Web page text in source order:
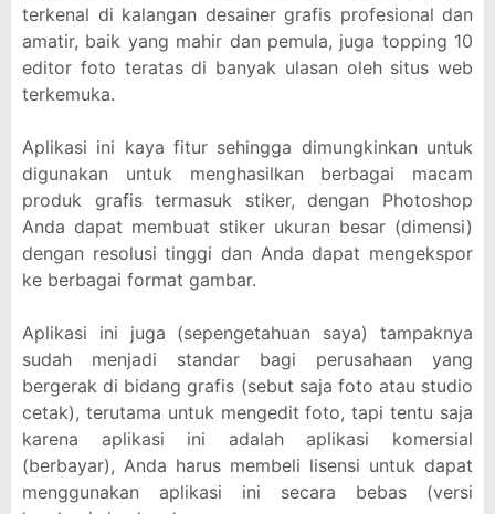
terkenal di kalangan desainer grafis profesional dan
amatir, baik yang mahir dan pemula, juga topping 10
editor foto teratas di banyak ulasan oleh situs web
terkemuka.
Aplikasi ini kaya fitur sehingga dimungkinkan untuk
digunakan untuk menghasilkan berbagai macam
produk grafis termasuk stiker, dengan Photoshop
Anda dapat membuat stiker ukuran besar (dimensi)
dengan resolusi tinggi dan Anda dapat mengekspor
ke berbagai format gambar.
Aplikasi ini juga (sepengetahuan saya) tampaknya
sudah menjadi standar bagi perusahaan yang
bergerak di bidang grafis (sebut saja foto atau studio
cetak), terutama untuk mengedit foto, tapi tentu saja
karena aplikasi ini adalah aplikasi komersial
(berbayar), Anda harus membeli lisensi untuk dapat
menggunakan aplikasi ini secara bebas (versi